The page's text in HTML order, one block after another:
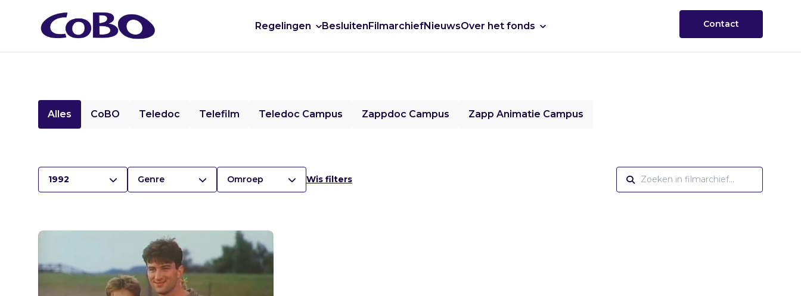
Regelingen BesluitenFilmarchiefNieuwsOver het fonds Contact
Alles CoBO Teledoc Telefilm Teledoc Campus Zappdoc Campus Zapp Animatie Campus
1992 Genre Omroep Wis filters